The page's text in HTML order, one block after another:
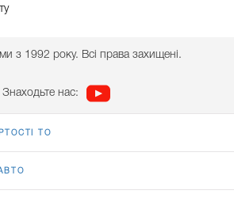
з 1992 року. Всі права захищені.
Знаходьте нас:
ТО